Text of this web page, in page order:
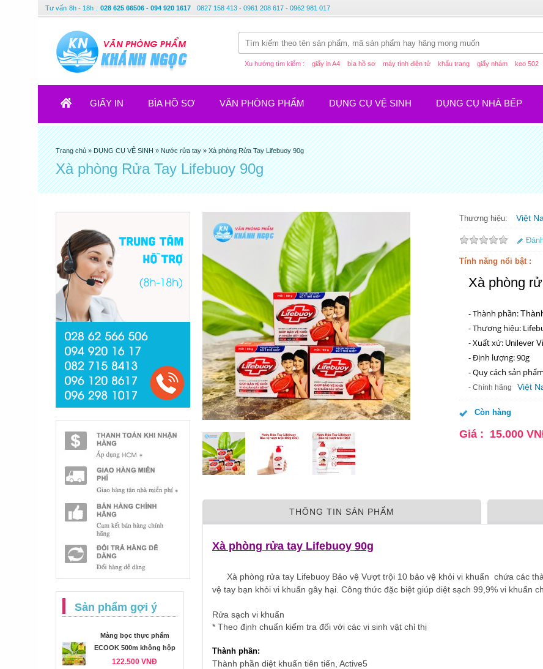
Tư vấn 8h - 18h : 028 625 66506 - 094 920 1617 0827 158 413 - 0961 208 617 - 0962 981 017
Xu hướng tìm kiếm : giấy in A4 bìa hồ sơ máy tính điện tử khẩu trang giấy nhám keo 502
GIẤY IN BÌA HỒ SƠ VĂN PHÒNG PHẨM DỤNG CỤ VỆ SINH DỤNG CỤ NHÀ BẾP
Trang chủ»DỤNG CỤ VỆ SINH»Nước rửa tay »Xà phòng Rửa Tay Lifebuoy 90g
Xà phòng Rửa Tay Lifebuoy 90g
Sản phẩm gợi ý
Màng bọc thực phẩm
ECOOK 500m không hộp
122.500 VNĐ
Thương hiệu: Việt
Tính năng nổi bật :
Xà phòng
- Thành phần:
- Thương hiệu:
- Xuất xứ: Unilever
- Định lượng: 90g
- Quy cách sản
- Chính hãng Việt
Còn hàng
Giá : 15.000
THÔNG TIN SẢN PHẨM
Xà phòng rửa tay Lifebuoy 90g
Xà phòng rửa tay Lifebuoy Bảo vệ Vượt trội 10 bảo vệ khỏi vi khuẩn chứa các
vệ tay bạn khỏi vi khuẩn gây hại. Công thức đặc biệt giúp diệt sạch 99,9% vi khuẩn
Rửa sạch vi khuẩn
* Theo định chuẩn kiểm tra đối với các vi sinh vật chỉ thị
Thành phần:
Thành phần diệt khuẩn tiên tiến, Active5